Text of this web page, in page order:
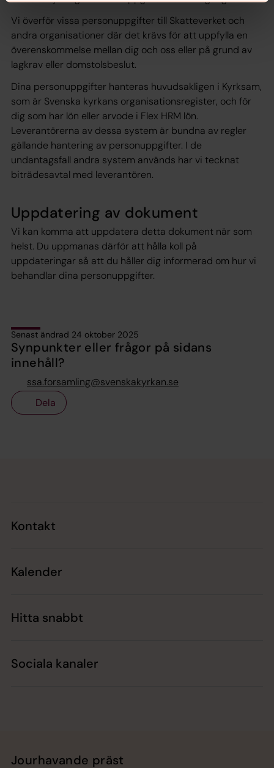
Vi överför vissa personuppgifter till Skatteverket och
andra organisationer där det krävs för att uppfylla en
överenskommelse mellan dig och oss eller på grund av
lagkrav eller domstolsbeslut.
Dina personuppgifter hanteras huvudsakligen i Kyrksam,
som är Svenska kyrkans organisationsregister, och för
dig som har lön eller arvode i Flex HRM lön.
Leverantörerna av dessa system är bundna av regler
gällande hantering av personuppgifter. I de
undantagsfall andra system används har vi tecknat
biträdesavtal med leverantören.
Uppdatering av dokument
Vi kan komma att uppdatera detta dokument när som
helst. Du uppmanas därför att hålla koll på
uppdateringar så att du håller dig informerad om hur vi
behandlar dina personuppgifter.
Senast ändrad 24 oktober 2025
Synpunkter eller frågor på sidans
innehåll?
ssa.forsamling@svenskakyrkan.se
Dela
Kontakt
Kalender
Hitta snabbt
Sociala kanaler
Jourhavande präst